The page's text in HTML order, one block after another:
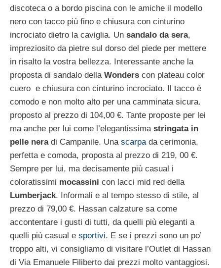
discoteca o a bordo piscina con le amiche il modello
nero con tacco più fino e chiusura con cinturino
incrociato dietro la caviglia. Un sandalo da sera,
impreziosito da pietre sul dorso del piede per mettere
in risalto la vostra bellezza. Interessante anche la
proposta di sandalo della Wonders con plateau color
cuero e chiusura con cinturino incrociato. Il tacco è
comodo e non molto alto per una camminata sicura.
proposto al prezzo di 104,00 €. Tante proposte per lei
ma anche per lui come l’elegantissima stringata in
pelle neradi Campanile. Una scarpada cerimonia,
perfetta e comoda, proposta al prezzo di 219, 00 €.
Sempre per lui, ma decisamente più casual i
coloratissimi mocassini con lacci mid red della
Lumberjack. Informali e al tempo stesso di stile, al
prezzo di 79,00 €. Hassan calzature sa come
accontentare i gusti di tutti, da quelli più eleganti a
quelli più casual e sportivi. E se i prezzi sono un po’
troppo alti, vi consigliamo di visitare l’Outlet di Hassan
di Via Emanuele Filiberto dai prezzi molto vantaggiosi.